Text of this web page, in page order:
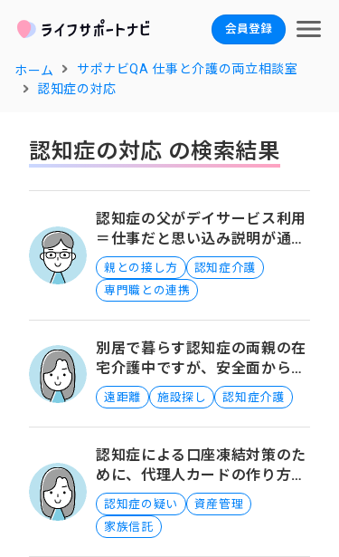
会員登録
ホーム
サポナビQA 仕事と介護の両立相談室
認知症の対応
認知症の対応 の検索結果
認知症の父がデイサービス利用
＝仕事だと思い込み説明が通じ
ないときの対処法について
親との接し方
認知症介護
専門職との連携
別居で暮らす認知症の両親の在
宅介護中ですが、安全面から施
設に入居すべきでしょうか？
遠距離 施設探し 認知症介護
認知症による口座凍結対策のた
めに、代理人カードの作り方と
は？
認知症の疑い
資産管理
家族信託